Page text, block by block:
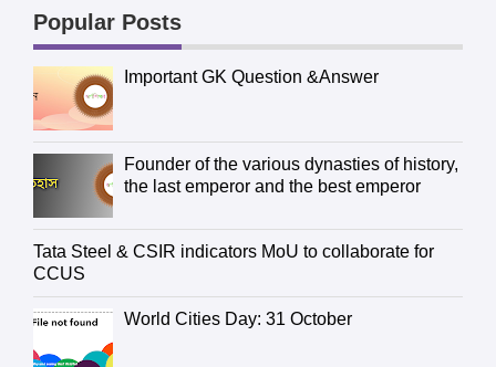
Popular Posts
Important GK Question &Answer
Founder of the various dynasties of history,
the last emperor and the best emperor
Tata Steel & CSIR indicators MoU to collaborate for
CCUS
World Cities Day: 31 October